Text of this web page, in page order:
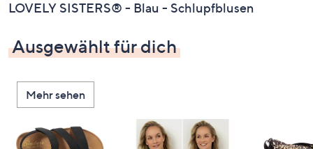
Pfeiltasten
oben
und
nach
unten
oder
wischen
Sie
LOVELY SISTERS® - Blau - Schlupfblusen
Ausgewählt für dich
Mehr sehen